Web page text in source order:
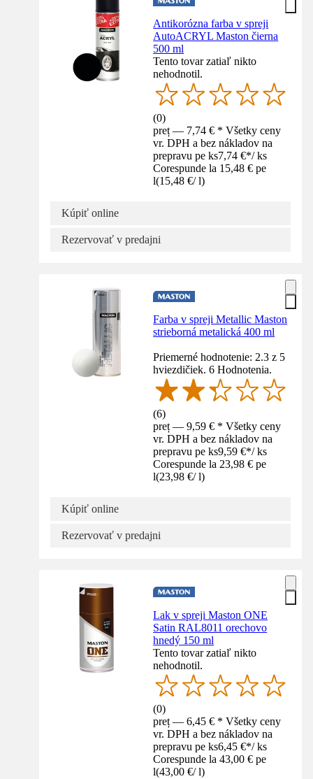
Antikorózna farba v spreji
AutoACRYL Maston čierna
500 ml
Tento tovar zatiaľ nikto
nehodnotil.
(0)
preț — 7,74 € * Všetky ceny
vr. DPH a bez nákladov na
prepravu pe ks7,74 €*/ ks
Corespunde la 15,48 € pe
l(15,48 €/ l)
Kúpiť online
Rezervovať v predajni
Farba v spreji Metallic Maston
strieborná metalická 400 ml
Priemerné hodnotenie: 2.3 z 5
hviezdičiek. 6 Hodnotenia.
(6)
preț — 9,59 € * Všetky ceny
vr. DPH a bez nákladov na
prepravu pe ks9,59 €*/ ks
Corespunde la 23,98 € pe
l(23,98 €/ l)
Kúpiť online
Rezervovať v predajni
Lak v spreji Maston ONE
Satin RAL8011 orechovo
hnedý 150 ml
Tento tovar zatiaľ nikto
nehodnotil.
(0)
preț — 6,45 € * Všetky ceny
vr. DPH a bez nákladov na
prepravu pe ks6,45 €*/ ks
Corespunde la 43,00 € pe
l(43,00 €/ l)